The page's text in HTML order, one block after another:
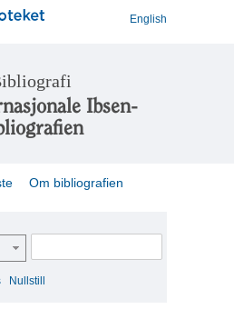
English
Ibsen-
Om bibliografien
Nullstill